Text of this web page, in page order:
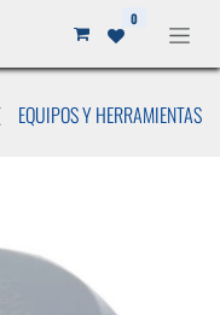
0
EQUIPOS Y HERRAMIENTAS